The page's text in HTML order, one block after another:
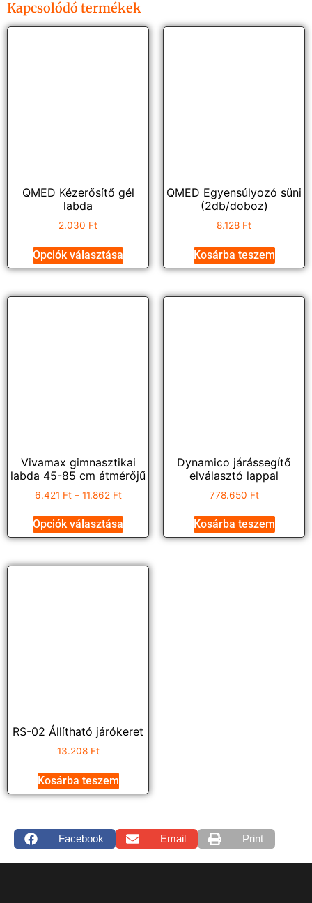
Kapcsolódó termékek
QMED Kézerősítő gél
labda
2.030 Ft
Opciók választása
QMED Egyensúlyozó süni
(2db/doboz)
8.128 Ft
Kosárba teszem
Vivamax gimnasztikai
labda 45-85 cm átmérőjű
6.421 Ft – 11.862 Ft
Opciók választása
Dynamico járássegítő
elválasztó lappal
778.650 Ft
Kosárba teszem
RS-02 Állítható járókeret
13.208 Ft
Kosárba teszem
Facebook Email Print